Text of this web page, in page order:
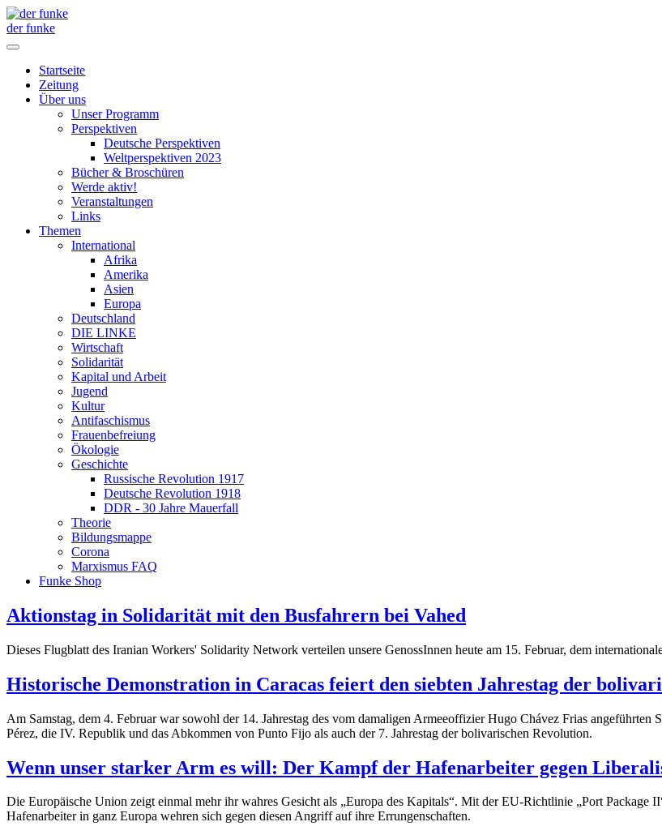
der funke
Startseite
Zeitung
Über uns
Unser Programm
Perspektiven
Deutsche Perspektiven
Weltperspektiven 2023
Bücher & Broschüren
Werde aktiv!
Veranstaltungen
Links
Themen
International
Afrika
Amerika
Asien
Europa
Deutschland
DIE LINKE
Wirtschaft
Solidarität
Kapital und Arbeit
Jugend
Kultur
Antifaschismus
Frauenbefreiung
Ökologie
Geschichte
Russische Revolution 1917
Deutsche Revolution 1918
DDR - 30 Jahre Mauerfall
Theorie
Bildungsmappe
Corona
Marxismus FAQ
Funke Shop
Aktionstag in Solidarität mit den Busfahrern bei Vahed
Dieses Flugblatt des Iranian Workers' Solidarity Network verteilen unsere GenossInnen heute am 15. Februar, dem
Historische Demonstration in Caracas feiert den siebten Jahrestag der
Am Samstag, dem 4. Februar war sowohl der 14. Jahrestag des vom damaligen Armeeoffizier Hugo Chávez Frias angeführten
Pérez, die IV. Republik und das Abkommen von Punto Fijo als auch der 7. Jahrestag der bolivarischen Revolution.
Wenn unser starker Arm es will: Der Kampf der Hafenarbeiter gegen
Die Europäische Union zeigt einmal mehr ihr wahres Gesicht als „Europa des Kapitals“. Mit der EU-Richtlinie „Port Package
Hafenarbeiter in ganz Europa wehren sich gegen diesen Angriff auf ihre Errungenschaften.